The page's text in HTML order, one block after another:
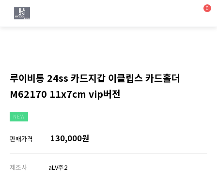
0
루이비통 24ss 카드지갑 이클립스 카드홀더
M62170 11x7cm vip버전
NEW
판매가격 130,000원
제조사
aLV주2